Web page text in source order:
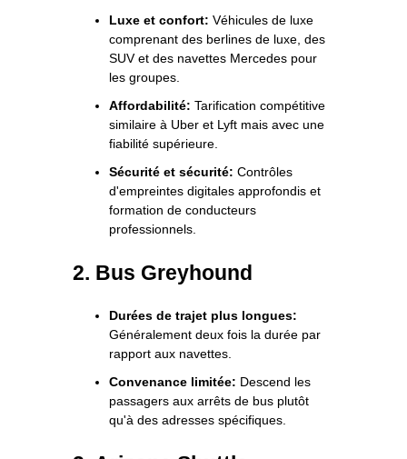
Luxe et confort: Véhicules de luxe
comprenant des berlines de luxe, des
SUV et des navettes Mercedes pour
les groupes.
Affordabilité: Tarification compétitive
similaire à Uber et Lyft mais avec une
fiabilité supérieure.
Sécurité et sécurité: Contrôles
d'empreintes digitales approfondis et
formation de conducteurs
professionnels.
2. Bus Greyhound
Durées de trajet plus longues:
Généralement deux fois la durée par
rapport aux navettes.
Convenance limitée: Descend les
passagers aux arrêts de bus plutôt
qu'à des adresses spécifiques.